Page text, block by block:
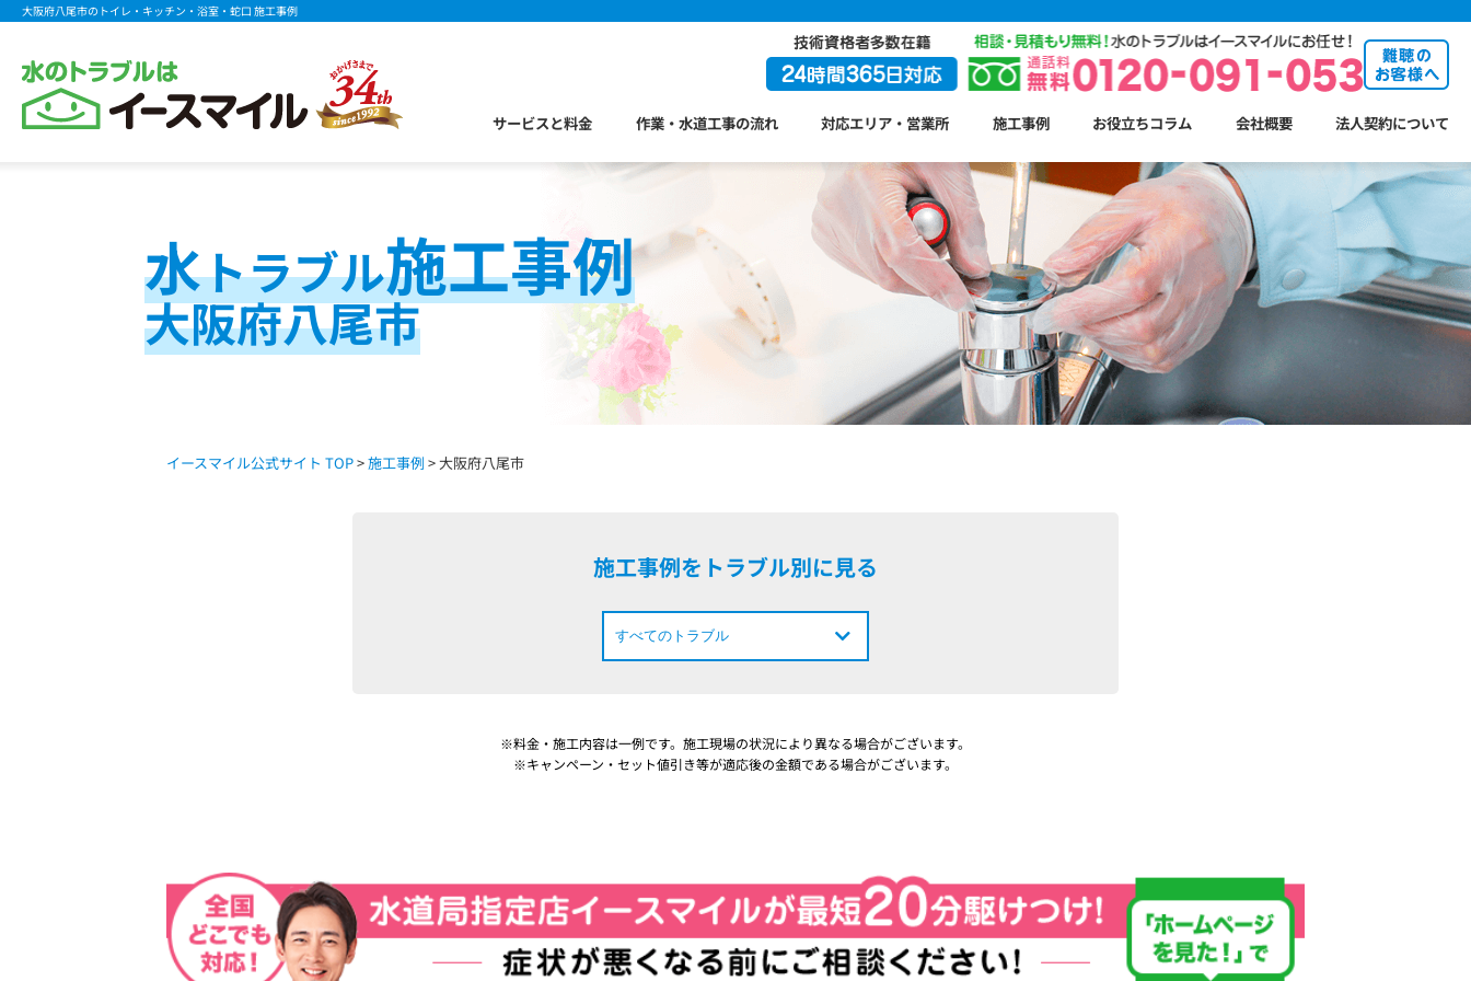
大阪府八尾市のトイレ・キッチン・浴室・蛇口 施工事例
サービスと料金 作業・水道工事の流れ 対応エリア・営業所 施工事例 お役立ちコラム 会社概要 法人契約について
水トラブル施工事例
大阪府八尾市
イースマイル公式サイト TOP>施工事例 > 大阪府八尾市
施工事例をトラブル別に見る
※料金・施工内容は一例です。施工現場の状況により異なる場合がございます。
※キャンペーン・セット値引き等が適応後の金額である場合がございます。